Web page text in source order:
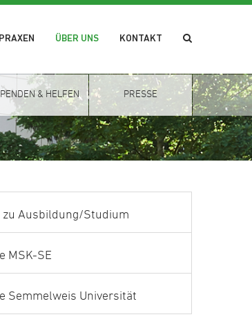
PRAXEN ÜBER UNS KONTAKT
& HELFEN PRESSE
zu Ausbildung/Studium
MSK-SE
Semmelweis Universität